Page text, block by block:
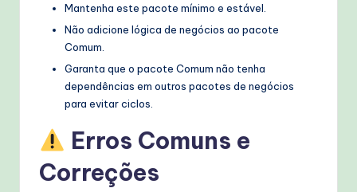
Mantenha este pacote mínimo e estável.
Não adicione lógica de negócios ao pacote
Comum.
Garanta que o pacote Comum não tenha
dependências em outros pacotes de negócios
para evitar ciclos.
Erros Comuns e
Correções